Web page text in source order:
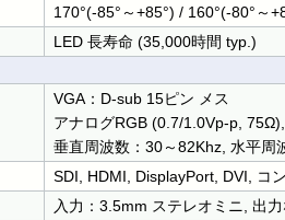
170°(-85°～+85°) / 160°(-80°～
LED 長寿命 (35,000時間 typ.)
VGA：D-sub 15ピン メス
アナログRGB (0.7/1.0Vp-p,
垂直周波数：30～82Khz, 水平周
SDI, HDMI, DisplayPort, DVI, コ
入力：3.5mm ステレオミニ, 出